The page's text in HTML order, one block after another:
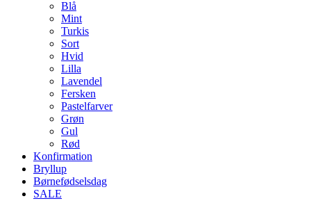
Blå
Mint
Turkis
Sort
Hvid
Lilla
Lavendel
Fersken
Pastelfarver
Grøn
Gul
Rød
Konfirmation
Bryllup
Børnefødselsdag
SALE